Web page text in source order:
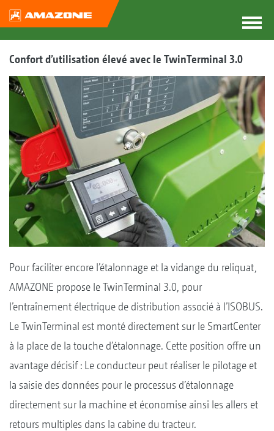
Confort d’utilisation élevé avec le TwinTerminal 3.0
Pour faciliter encore l’étalonnage et la vidange du reliquat,
AMAZONE propose le TwinTerminal 3.0, pour
l’entraînement électrique de distribution associé à l’ISOBUS.
Le TwinTerminal est monté directement sur le SmartCenter
à la place de la touche d’étalonnage. Cette position offre un
avantage décisif : Le conducteur peut réaliser le pilotage et
la saisie des données pour le processus d’étalonnage
directement sur la machine et économise ainsi les allers et
retours multiples dans la cabine du tracteur.